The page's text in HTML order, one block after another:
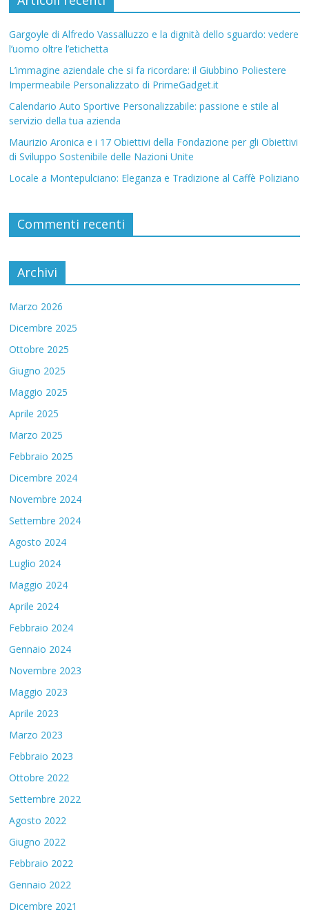
Gargoyle di Alfredo Vassalluzzo e la dignità dello sguardo: vedere
l’uomo oltre l’etichetta
L’immagine aziendale che si fa ricordare: il Giubbino Poliestere
Impermeabile Personalizzato di PrimeGadget.it
Calendario Auto Sportive Personalizzabile: passione e stile al
servizio della tua azienda
Maurizio Aronica e i 17 Obiettivi della Fondazione per gli Obiettivi
di Sviluppo Sostenibile delle Nazioni Unite
Locale a Montepulciano: Eleganza e Tradizione al Caffè Poliziano
Commenti recenti
Archivi
Marzo 2026
Dicembre 2025
Ottobre 2025
Giugno 2025
Maggio 2025
Aprile 2025
Marzo 2025
Febbraio 2025
Dicembre 2024
Novembre 2024
Settembre 2024
Agosto 2024
Luglio 2024
Maggio 2024
Aprile 2024
Febbraio 2024
Gennaio 2024
Novembre 2023
Maggio 2023
Aprile 2023
Marzo 2023
Febbraio 2023
Ottobre 2022
Settembre 2022
Agosto 2022
Giugno 2022
Febbraio 2022
Gennaio 2022
Dicembre 2021